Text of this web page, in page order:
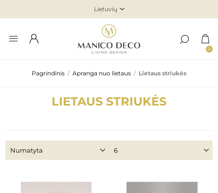
0
Pagrindinis / Apranga nuo lietaus / Lietaus striukės
LIETAUS STRIUKĖS